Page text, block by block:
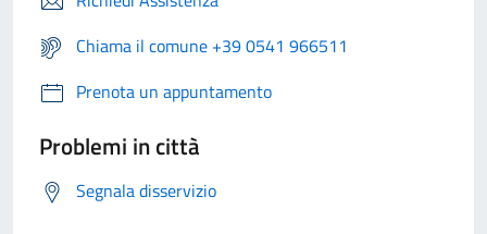
Chiama il comune +39 0541 966511
Prenota un appuntamento
Problemi in città
Segnala disservizio